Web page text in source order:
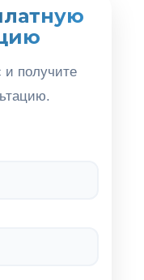
и получите